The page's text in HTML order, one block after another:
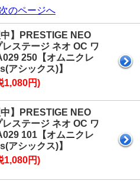
次のページへ
中】PRESTIGE NEO
ステージ ネオ OC ワ
250【オムニクレ
アシックス)】
1,080円)
中】PRESTIGE NEO
ステージ ネオ OC ワ
101【オムニクレ
アシックス)】
1,080円)